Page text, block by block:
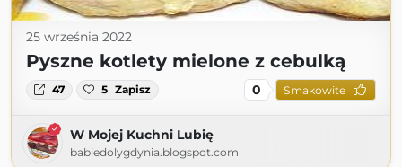
25 września 2022
Pyszne kotlety mielone z cebulką
47 5 Zapisz 0 Smakowite
W Mojej Kuchni Lubię
babiedolygdynia.blogspot.com